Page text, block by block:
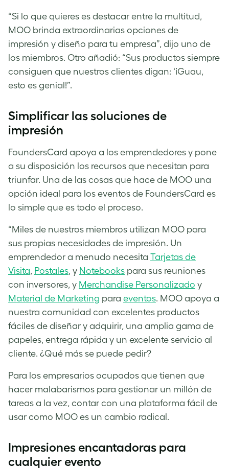
“Si lo que quieres es destacar entre la multitud,
MOO brinda extraordinarias opciones de
impresión y diseño para tu empresa”, dijo uno de
los miembros. Otro añadió: “Sus productos siempre
consiguen que nuestros clientes digan: ‘¡Guau,
esto es genial!”.
Simplificar las soluciones de
impresión
FoundersCard apoya a los emprendedores y pone
a su disposición los recursos que necesitan para
triunfar. Una de las cosas que hace de MOO una
opción ideal para los eventos de FoundersCard es
lo simple que es todo el proceso.
“Miles de nuestros miembros utilizan MOO para
sus propias necesidades de impresión. Un
emprendedor a menudo necesita Tarjetas de
Visita, Postales, y Notebooks para sus reuniones
con inversores, y Merchandise Personalizado y
Material de Marketing para eventos. MOO apoya a
nuestra comunidad con excelentes productos
fáciles de diseñar y adquirir, una amplia gama de
papeles, entrega rápida y un excelente servicio al
cliente. ¿Qué más se puede pedir?
Para los empresarios ocupados que tienen que
hacer malabarismos para gestionar un millón de
tareas a la vez, contar con una plataforma fácil de
usar como MOO es un cambio radical.
Impresiones encantadoras para
cualquier evento